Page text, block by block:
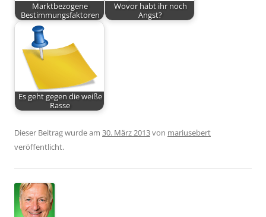
Marktbezogene
Bestimmungsfaktoren
Wovor habt ihr noch
Angst?
Es geht gegen die weiße
Rasse
Dieser Beitrag wurde am 30. März 2013von mariusebert
veröffentlicht.